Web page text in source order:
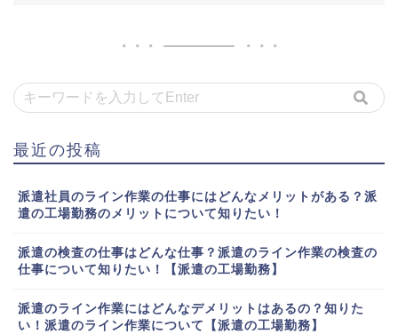
最近の投稿
派遣社員のライン作業の仕事にはどんなメリットがある？派
遣の工場勤務のメリットについて知りたい！
派遣の検査の仕事はどんな仕事？派遣のライン作業の検査の
仕事について知りたい！【派遣の工場勤務】
派遣のライン作業にはどんなデメリットはあるの？知りた
い！派遣のライン作業について【派遣の工場勤務】